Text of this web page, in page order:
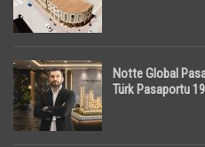
Notte Global
Türk Pasaportu